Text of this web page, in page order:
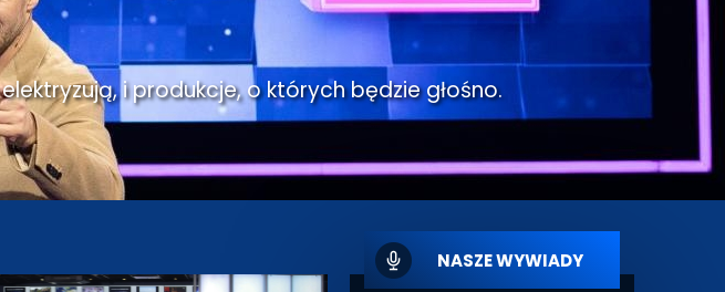
i produkcje, o których będzie głośno.
NASZE WYWIADY